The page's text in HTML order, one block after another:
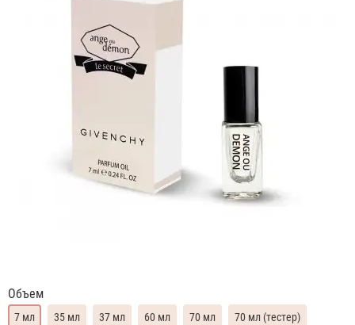
Объем
7 мл 35 мл 37 мл 60 мл 70 мл 70 мл (тестер)